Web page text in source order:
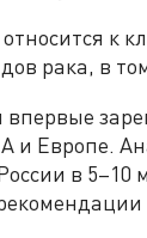
к
рака, в
и Европе.
в